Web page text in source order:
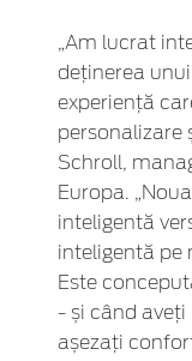
„Am lucrat
deținerea
experiență
personalizare
Schroll,
Europa.
inteligentă
inteligentă pe
Este
- și când aveți
așezați